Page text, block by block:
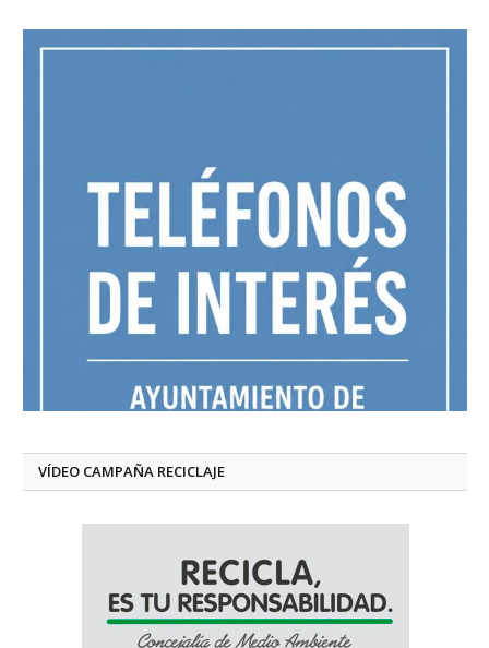
VÍDEO CAMPAÑA RECICLAJE